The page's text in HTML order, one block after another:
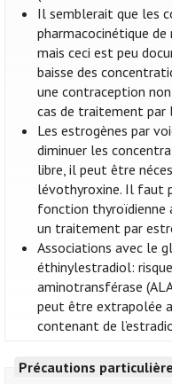
Il semblerait que les
pharmacocinétique
mais ceci est peu
baisse des
une contraception
cas de traitement par
Les estrogènes par
diminuer les
libre, il peut être
lévothyroxine. Il faut
fonction thyroïdienne
un traitement par
Associations avec le
éthinylestradiol:
aminotransférase
peut être extrapolée
contenant de
Précautions